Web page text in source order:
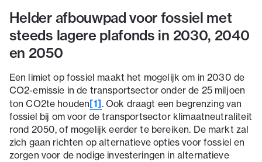
Helder afbouwpad voor fossiel met
steeds lagere plafonds in 2030, 2040
en 2050
Een limiet op fossiel maakt het mogelijk om in 2030 de
CO2-emissie in de transportsector onder de 25 miljoen
ton CO2te houden[1]. Ook draagt een begrenzing van
fossiel bij om voor de transportsector klimaatneutraliteit
rond 2050, of mogelijk eerder te bereiken. De markt zal
zich gaan richten op alternatieve opties voor fossiel en
zorgen voor de nodige investeringen in alternatieve